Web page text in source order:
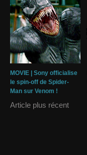
MOVIE | Sony officialise
le spin-off de Spider-
Man sur Venom !
Article plus récent